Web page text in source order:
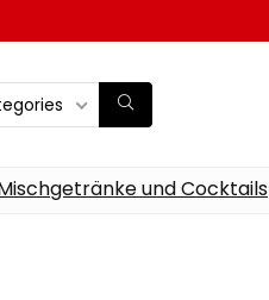
und Cocktails